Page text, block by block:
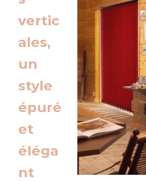
vertic
ales,
un
style
épuré
et
éléga
nt